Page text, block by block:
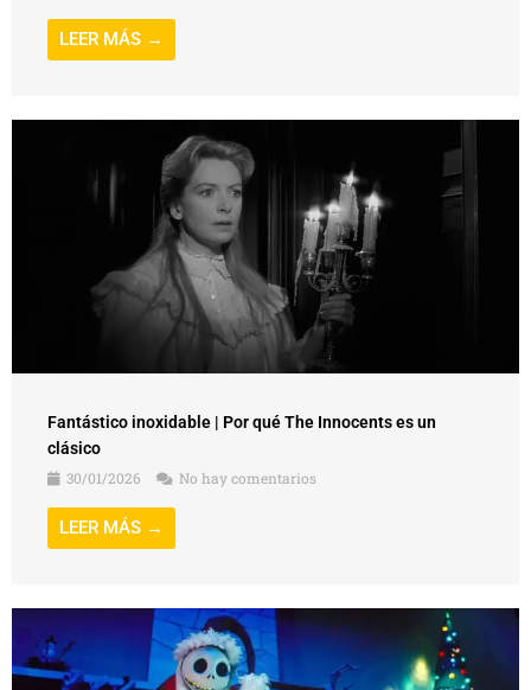
LEER MÁS →
Fantástico inoxidable | Por qué The Innocents es un
clásico
30/01/2026
No hay comentarios
LEER MÁS →